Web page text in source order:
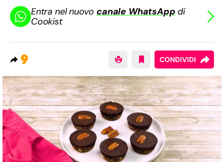
Entra nel nuovocanale WhatsApp di
Cookist
9 CONDIVIDI